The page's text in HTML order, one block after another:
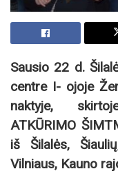
Sausio 22 d.
centre I- ojoje
naktyje,
ATKŪRIMO
iš Šilalės,
Vilniaus, Kauno